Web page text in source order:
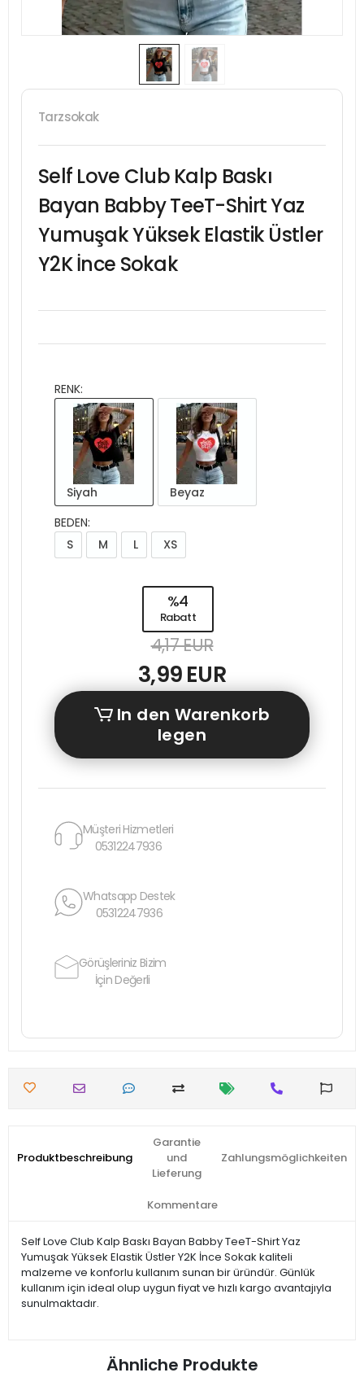
Tarzsokak
Self Love Club Kalp Baskı
Bayan Babby TeeT-Shirt Yaz
Yumuşak Yüksek Elastik Üstler
Y2K İnce Sokak
RENK:
Siyah
Beyaz
BEDEN:
S
M L XS
%4
Rabatt
4,17 EUR
3,99 EUR
In den Warenkorb
legen
Müşteri Hizmetleri
05312247936
Whatsapp Destek
05312247936
Görüşleriniz Bizim
İçin Değerli
Produktbeschreibung
Garantie
und
Lieferung
Zahlungsmöglichkeiten
Kommentare
Self Love Club Kalp Baskı Bayan Babby TeeT-Shirt Yaz
Yumuşak Yüksek Elastik Üstler Y2K İnce Sokak kaliteli
malzeme ve konforlu kullanım sunan bir üründür. Günlük
kullanım için ideal olup uygun fiyat ve hızlı kargo avantajıyla
sunulmaktadır.
Ähnliche Produkte